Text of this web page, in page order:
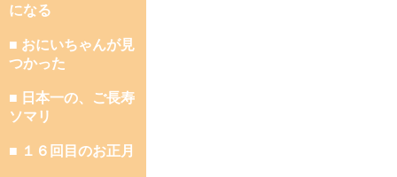
になる
■ おにいちゃんが見
つかった
■ 日本一の、ご長寿
ソマリ
■ １６回目のお正月